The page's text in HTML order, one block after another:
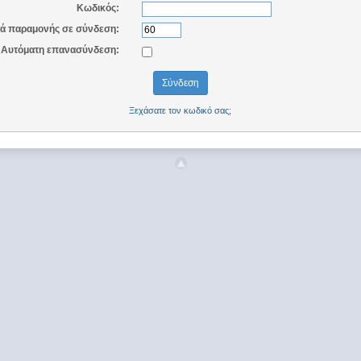
Κωδικός:
παραμονής σε σύνδεση:
Αυτόματη επανασύνδεση:
Ξεχάσατε τον κωδικό σας;